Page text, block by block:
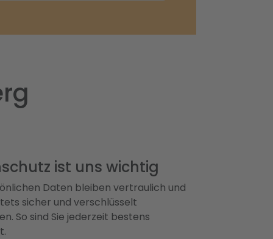
ist uns wichtig
Daten bleiben vertraulich und
sicher und verschlüsselt
So sind Sie jederzeit bestens